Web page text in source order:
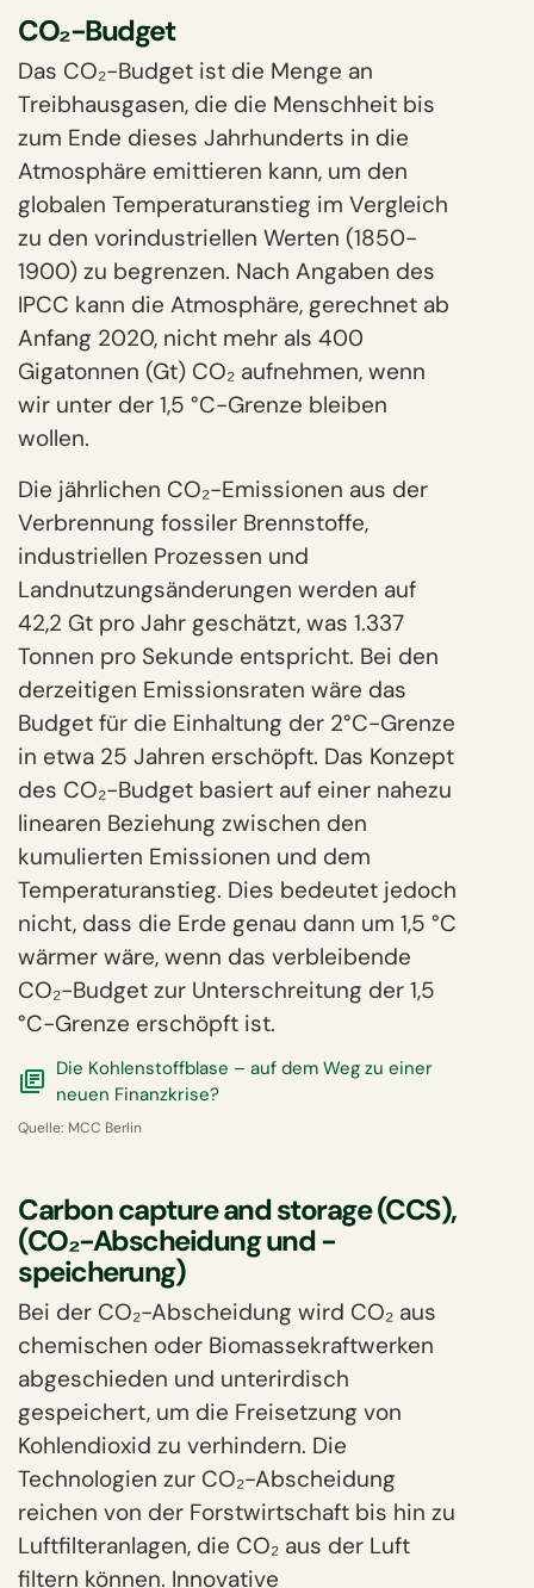
CO₂-Budget
Das CO₂-Budget ist die Menge an
Treibhausgasen, die die Menschheit bis
zum Ende dieses Jahrhunderts in die
Atmosphäre emittieren kann, um den
globalen Temperaturanstieg im Vergleich
zu den vorindustriellen Werten (1850-
1900) zu begrenzen. Nach Angaben des
IPCC kann die Atmosphäre, gerechnet ab
Anfang 2020, nicht mehr als 400
Gigatonnen (Gt) CO₂ aufnehmen, wenn
wir unter der 1,5 °C-Grenze bleiben
wollen.
Die jährlichen CO₂-Emissionen aus der
Verbrennung fossiler Brennstoffe,
industriellen Prozessen und
Landnutzungsänderungen werden auf
42,2 Gt pro Jahr geschätzt, was 1.337
Tonnen pro Sekunde entspricht. Bei den
derzeitigen Emissionsraten wäre das
Budget für die Einhaltung der 2°C-Grenze
in etwa 25 Jahren erschöpft. Das Konzept
des CO₂-Budget basiert auf einer nahezu
linearen Beziehung zwischen den
kumulierten Emissionen und dem
Temperaturanstieg. Dies bedeutet jedoch
nicht, dass die Erde genau dann um 1,5 °C
wärmer wäre, wenn das verbleibende
CO₂-Budget zur Unterschreitung der 1,5
°C-Grenze erschöpft ist.
Die Kohlenstoffblase – auf dem Weg zu einer
neuen Finanzkrise?
Quelle: MCC Berlin
Carbon capture and storage (CCS),
(CO₂-Abscheidung und -
speicherung)
Bei der CO₂-Abscheidung wird CO₂ aus
chemischen oder Biomassekraftwerken
abgeschieden und unterirdisch
gespeichert, um die Freisetzung von
Kohlendioxid zu verhindern. Die
Technologien zur CO₂-Abscheidung
reichen von der Forstwirtschaft bis hin zu
Luftfilteranlagen, die CO₂ aus der Luft
filtern können. Innovative